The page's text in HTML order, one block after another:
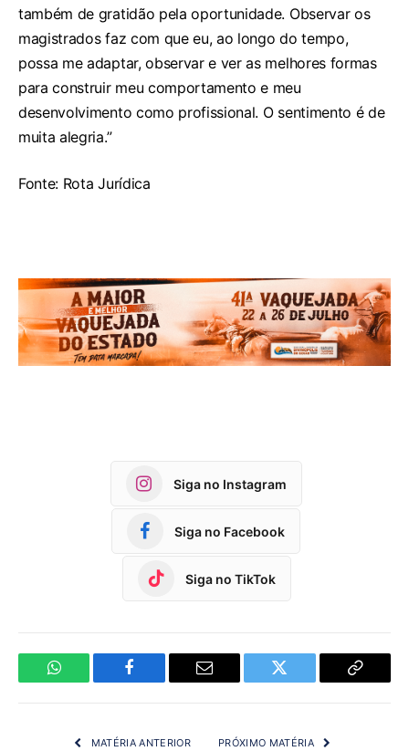
também de gratidão pela oportunidade. Observar os
magistrados faz com que eu, ao longo do tempo,
possa me adaptar, observar e ver as melhores formas
para construir meu comportamento e meu
desenvolvimento como profissional. O sentimento é de
muita alegria.”
Fonte: Rota Jurídica
Siga no Instagram
Siga no Facebook
Siga no TikTok
WhatsApp Facebook Email Twitter
Copy
MATÉRIA ANTERIOR PRÓXIMO MATÉRIA